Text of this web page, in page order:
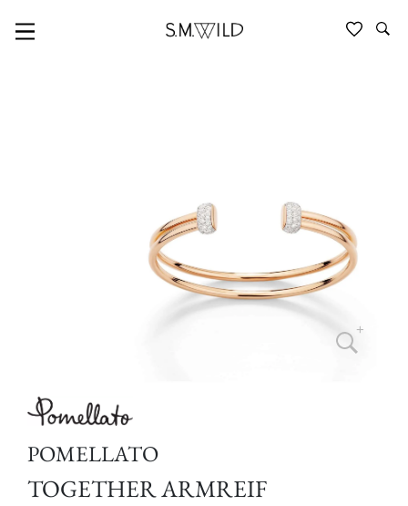
POMELLATO
TOGETHER ARMREIF